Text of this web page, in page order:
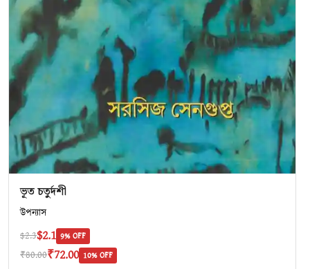
ভূত চতুর্দশী
উপন্যাস
$2.3$2.1 9% OFF
₹80.00₹72.00 10% OFF